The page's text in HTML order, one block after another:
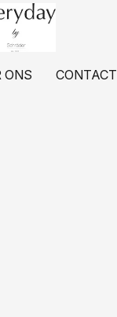
ONS CONTACT